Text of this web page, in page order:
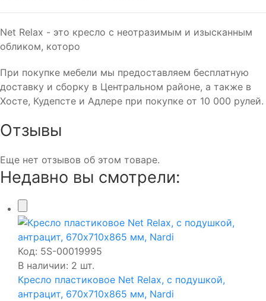
Net Relax - это кресло с неотразимым и изысканным
обликом, которо
При покупке мебели мы предоставляем бесплатную
доставку и сборку в Центральном районе, а также в
Хосте, Кудепсте и Адлере при покупке от 10 000 рулей.
Отзывы
Еще нет отзывов об этом товаре.
Недавно вы смотрели:
Код: 5S-00019995
В наличии: 2 шт.
Кресло пластиковое Net Relax, с подушкой,
антрацит, 670х710х865 мм, Nardi